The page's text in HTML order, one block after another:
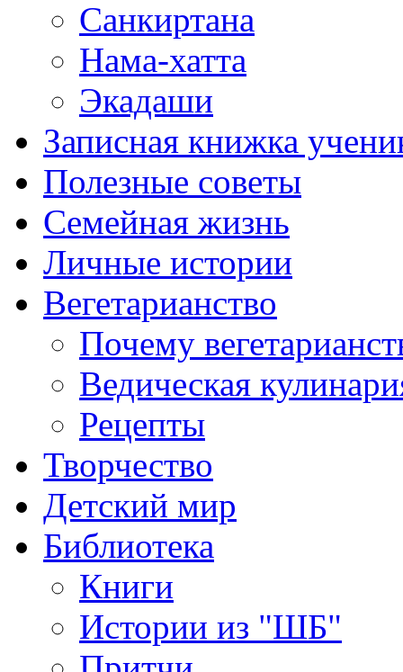
Санкиртана
Нама-хатта
Экадаши
Записная книжка
Полезные советы
Семейная жизнь
Личные истории
Вегетарианство
Почему
Ведическая
Рецепты
Творчество
Детский мир
Библиотека
Книги
Истории из "ШБ"